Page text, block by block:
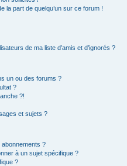
la part de quelqu’un sur ce forum !
de ma liste d’amis et d’ignorés ?
un ou des forums ?
?
?!
et sujets ?
?
à un sujet spécifique ?
?